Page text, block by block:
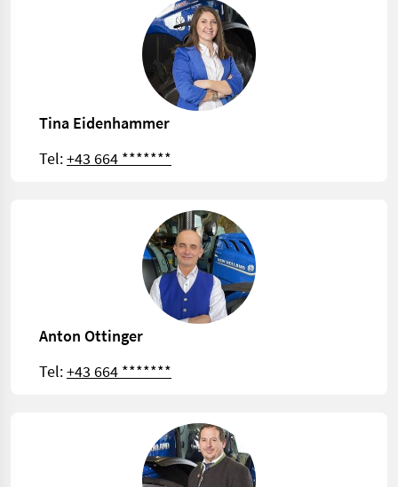
Tina Eidenhammer
Tel:+43 664 *******
Anton Ottinger
Tel:+43 664 *******